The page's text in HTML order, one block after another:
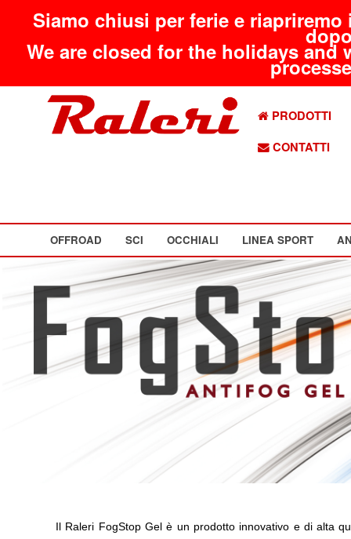
Siamo chiusi per ferie e
We are closed for the holidays
PRODOTTI
CONTATTI
OFFROAD SCI OCCHIALI LINEA SPORT
Il Raleri FogStop Gel è un prodotto innovativo e di alta